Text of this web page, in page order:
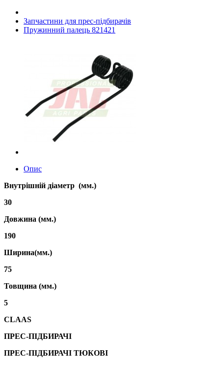
Запчастини для прес-підбирачів
Пружинний палець 821421
Опис
Внутрішній діаметр (мм.)
30
Довжина (мм.)
190
Ширина(мм.)
75
Товщина (мм.)
5
CLAAS
ПРЕС-ПІДБИРАЧІ
ПРЕС-ПІДБИРАЧІ ТЮКОВІ